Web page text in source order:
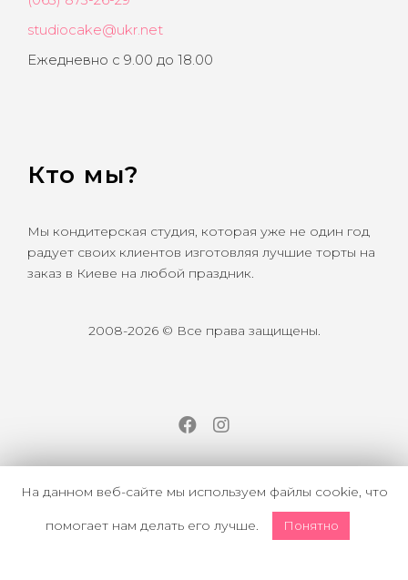
studiocake@ukr.net
Ежедневно с 9.00 до 18.00
Кто мы?
Мы кондитерская студия, которая уже не один год
радует своих клиентов изготовляя лучшие торты на
заказ в Киеве на любой праздник.
2008-2026 © Все права защищены.
FacebookInstagram
На данном веб-сайте мы используем файлы cookie, что
помогает нам делать его лучше. Понятно